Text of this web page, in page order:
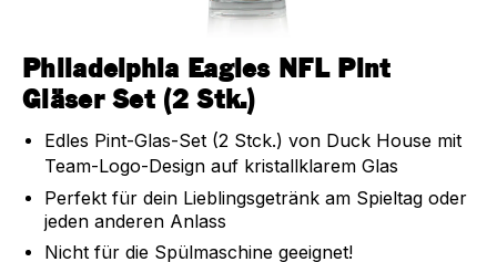
Philadelphia Eagles NFL Pint
Gläser Set (2 Stk.)
Edles Pint-Glas-Set (2 Stck.) von Duck House mit
Team-Logo-Design auf kristallklarem Glas
Perfekt für dein Lieblingsgetränk am Spieltag oder
jeden anderen Anlass
Nicht für die Spülmaschine geeignet!